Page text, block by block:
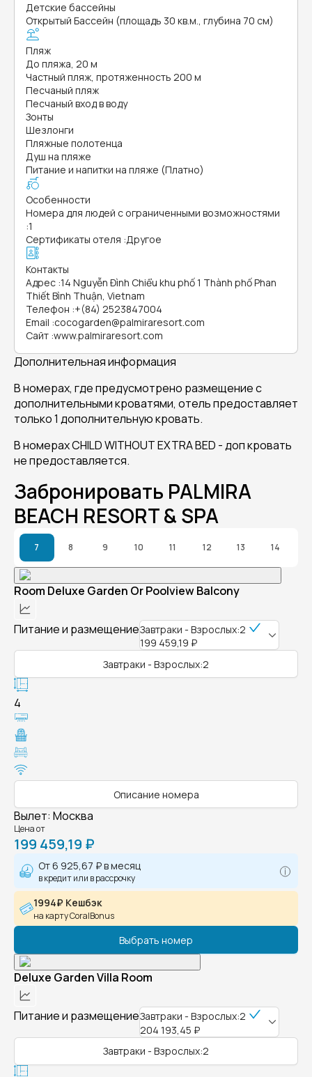
Детские бассейны
Открытый Бассейн (площадь 30 кв.м., глубина 70 см)
Пляж
До пляжа, 20 м
Частный пляж, протяженность 200 м
Песчаный пляж
Песчаный вход в воду
Зонты
Шезлонги
Пляжные полотенца
Душ на пляже
Питание и напитки на пляже (Платно)
Особенности
Номера для людей с ограниченными возможностями
:1
Сертификаты отеля :Другое
Контакты
Адрес :14 Nguyễn Đình Chiểu khu phố 1 Thành phố Phan
Thiết Bình Thuận, Vietnam
Телефон :+(84) 2523847004
Email :cocogarden@palmiraresort.com
Сайт :www.palmiraresort.com
Дополнительная информация
В номерах, где предусмотрено размещение с
дополнительными кроватями, отель предоставляет
только 1 дополнительную кровать.
В номерах CHILD WITHOUT EXTRA BED - доп кровать
не предоставляется.
Забронировать PALMIRA
BEACH RESORT & SPA
7 8 9 10 11 12 13 14
Room Deluxe Garden Or Poolview Balcony
Питание и размещениеЗавтраки - Взрослых:2
199 459,19 ₽
Завтраки - Взрослых:2
4
Описание номера
Вылет: Москва
Цена от
199 459,19 ₽
От6 925,67 ₽в месяц
в кредит или в рассрочку
1994₽ Кешбэк
на карту CoralBonus
Выбрать номер
Deluxe Garden Villa Room
Питание и размещениеЗавтраки - Взрослых:2
204 193,45 ₽
Завтраки - Взрослых:2